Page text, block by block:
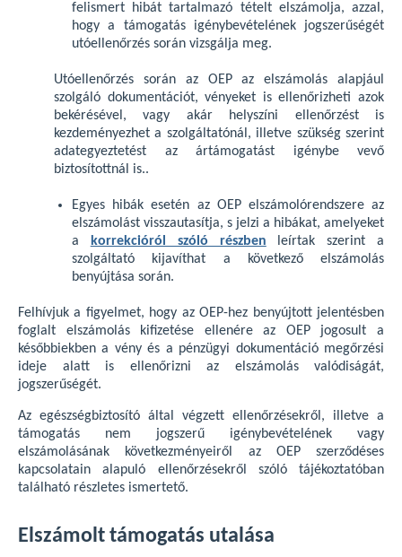
felismert hibát tartalmazó tételt elszámolja, azzal,
hogy a támogatás igénybevételének jogszerűségét
utóellenőrzés során vizsgálja meg.
Utóellenőrzés során az OEP az elszámolás alapjául
szolgáló dokumentációt, vényeket is ellenőrizheti azok
bekérésével, vagy akár helyszíni ellenőrzést is
kezdeményezhet a szolgáltatónál, illetve szükség szerint
adategyeztetést az ártámogatást igénybe vevő
biztosítottnál is..
Egyes hibák esetén az OEP elszámolórendszere az
elszámolást visszautasítja, s jelzi a hibákat, amelyeket
a
korrekcióról szóló részben
leírtak szerint a
szolgáltató kijavíthat a következő elszámolás
benyújtása során.
Felhívjuk a figyelmet, hogy az OEP-hez benyújtott jelentésben
foglalt elszámolás kifizetése ellenére az OEP jogosult a
későbbiekben a vény és a pénzügyi dokumentáció megőrzési
ideje alatt is ellenőrizni az elszámolás valódiságát,
jogszerűségét.
Az egészségbiztosító által végzett ellenőrzésekről, illetve a
támogatás nem jogszerű igénybevételének vagy
elszámolásának következményeiről az OEP szerződéses
kapcsolatain alapuló ellenőrzésekről szóló tájékoztatóban
található részletes ismertető.
Elszámolt támogatás utalása